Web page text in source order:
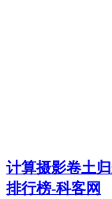
计算摄影卷土
排行榜-科客网